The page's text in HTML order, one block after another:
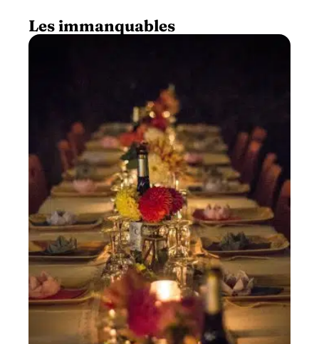
Les immanquables